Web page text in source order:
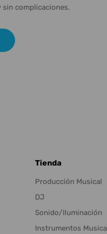
sin complicaciones.
Tienda
Producción Musical
DJ
Sonido/Iluminación
Instrumentos